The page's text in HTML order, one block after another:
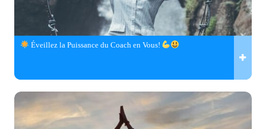
Éveillez la Puissance du Coach en Vous!